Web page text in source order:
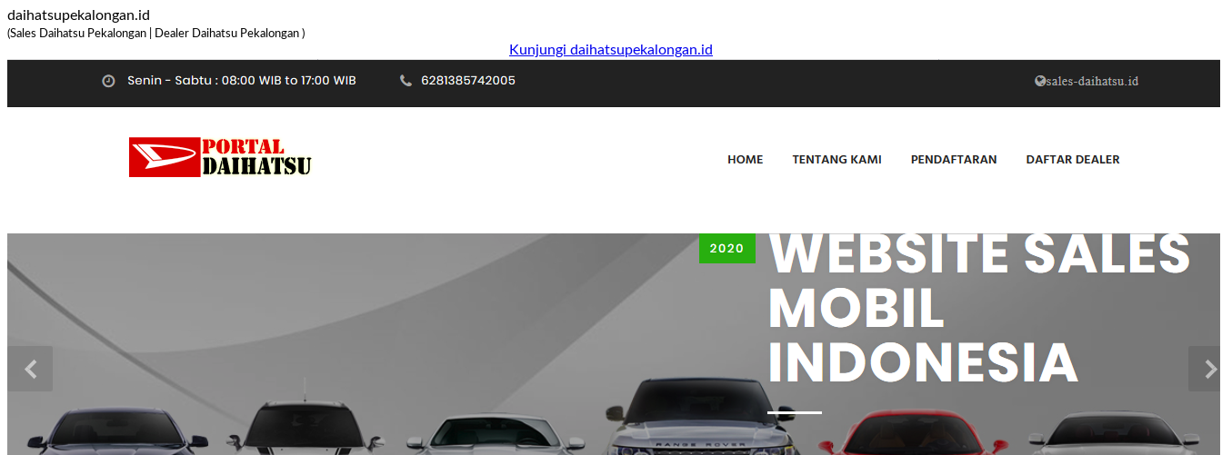
daihatsupekalongan.id
(Sales Daihatsu Pekalongan | Dealer Daihatsu Pekalongan )
Kunjungi daihatsupekalongan.id